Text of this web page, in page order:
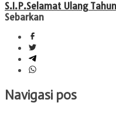
S.I.P.Selamat Ulang
Sebarkan
Navigasi pos